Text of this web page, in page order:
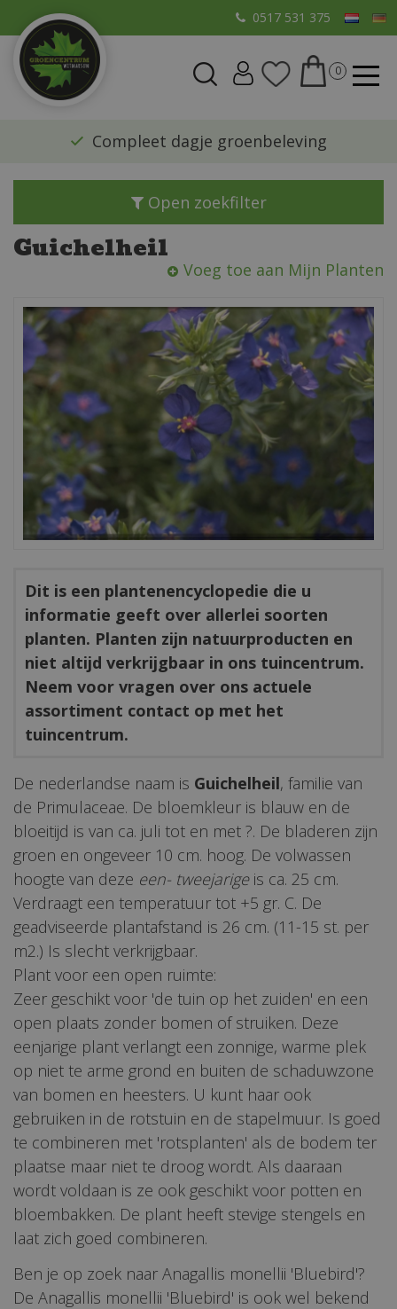
a
0517 531 375
​Compleet dagje groenbeleving
Open zoekfilter
Guichelheil
Voeg toe aan Mijn Planten
Dit is een plantenencyclopedie die u
informatie geeft over allerlei soorten
planten. Planten zijn natuurproducten en
niet altijd verkrijgbaar in ons tuincentrum.
Neem voor vragen over ons actuele
assortiment contact op met het
tuincentrum.
De nederlandse naam is Guichelheil, familie van
de Primulaceae. De bloemkleur is blauw en de
bloeitijd is van ca. juli tot en met ?. De bladeren zijn
groen en ongeveer 10 cm. hoog. De volwassen
hoogte van deze een- tweejarigeis ca. 25 cm.
Verdraagt een temperatuur tot +5 gr. C. De
geadviseerde plantafstand is 26 cm. (11-15 st. per
m2.) Is slecht verkrijgbaar.
Plant voor een open ruimte:
Zeer geschikt voor 'de tuin op het zuiden' en een
open plaats zonder bomen of struiken. Deze
eenjarige plant verlangt een zonnige, warme plek
op niet te arme grond en buiten de schaduwzone
van bomen en heesters. U kunt haar ook
gebruiken in de rotstuin en de stapelmuur. Is goed
te combineren met 'rotsplanten' als de bodem ter
plaatse maar niet te droog wordt. Als daaraan
wordt voldaan is ze ook geschikt voor potten en
bloembakken. De plant heeft stevige stengels en
laat zich goed combineren.
Ben je op zoek naar Anagallis monellii 'Bluebird'?
De Anagallis monellii 'Bluebird' is ook wel bekend